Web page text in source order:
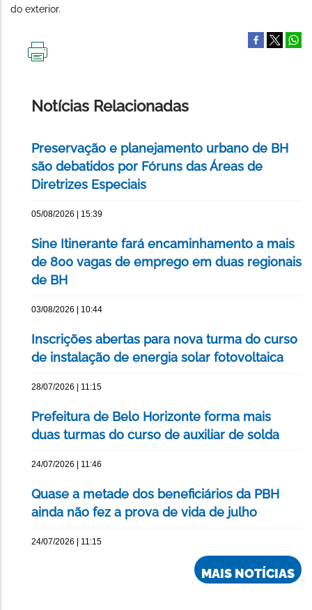
do exterior.
Notícias Relacionadas
Preservação e planejamento urbano de BH
são debatidos por Fóruns das Áreas de
Diretrizes Especiais
05/08/2026 | 15:39
Sine Itinerante fará encaminhamento a mais
de 800 vagas de emprego em duas regionais
de BH
03/08/2026 | 10:44
Inscrições abertas para nova turma do curso
de instalação de energia solar fotovoltaica
28/07/2026 | 11:15
Prefeitura de Belo Horizonte forma mais
duas turmas do curso de auxiliar de solda
24/07/2026 | 11:46
Quase a metade dos beneficiários da PBH
ainda não fez a prova de vida de julho
24/07/2026 | 11:15
MAIS NOTÍCIAS